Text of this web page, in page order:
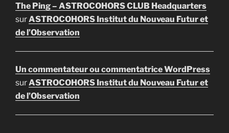
The Ping – ASTROCOHORS CLUB Headquarters
surASTROCOHORS Institut du Nouveau Futur et
de l’Observation
Un commentateur ou commentatrice WordPress
surASTROCOHORS Institut du Nouveau Futur et
de l’Observation